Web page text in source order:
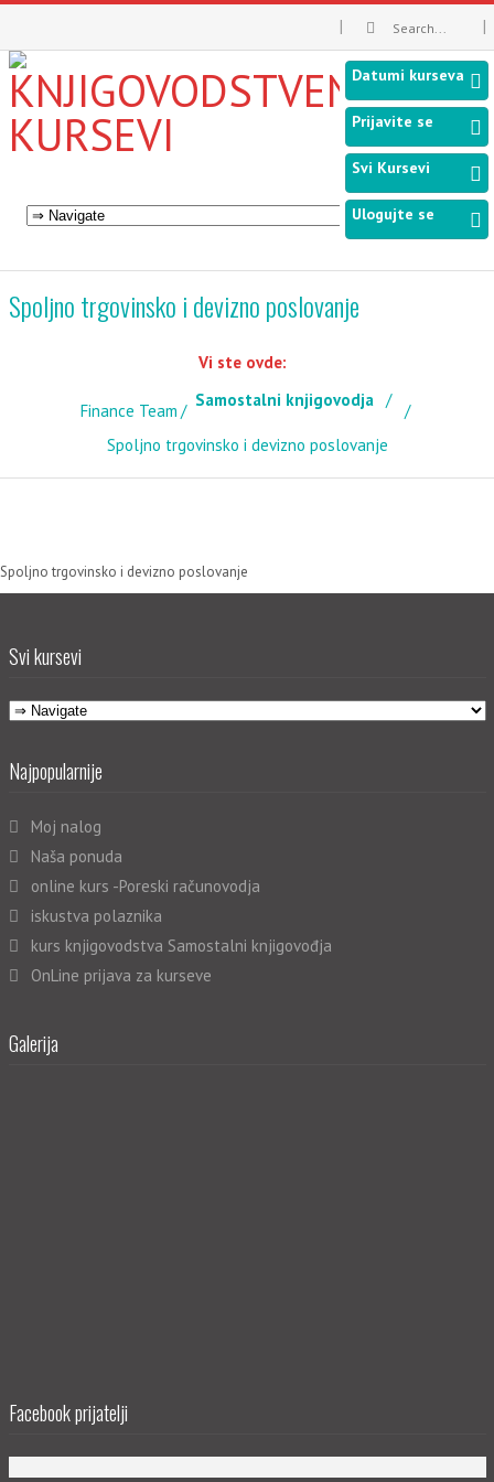
Spoljno trgovinsko i devizno poslovanje
Vi ste ovde:
Finance Team
Samostalni knjigovodja
Spoljno trgovinsko i devizno poslovanje
Spoljno trgovinsko i devizno poslovanje
Svi kursevi
Najpopularnije
Moj nalog
Naša ponuda
online kurs -Poreski računovodja
iskustva polaznika
kurs knjigovodstva Samostalni knjigovođja
OnLine prijava za kurseve
Galerija
Facebook prijatelji
Datumi kurseva
Prijavite se
Svi Kursevi
Ulogujte se